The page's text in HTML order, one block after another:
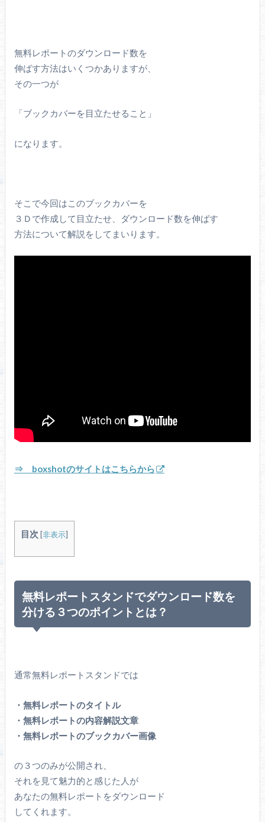
無料レポートのダウンロード数を
伸ばす方法はいくつかありますが、
その一つが
「ブックカバーを目立たせること」
になります。
そこで今回はこのブックカバーを
３Ｄで作成して目立たせ、ダウンロード数を伸ばす
方法について解説をしてまいります。
⇒ boxshotのサイトはこちらから
目次 [非表示]
無料レポートスタンドでダウンロード数を
分ける３つのポイントとは？
通常無料レポートスタンドでは
・無料レポートのタイトル
・無料レポートの内容解説文章
・無料レポートのブックカバー画像
の３つのみが公開され、
それを見て魅力的と感じた人が
あなたの無料レポートをダウンロード
してくれます。